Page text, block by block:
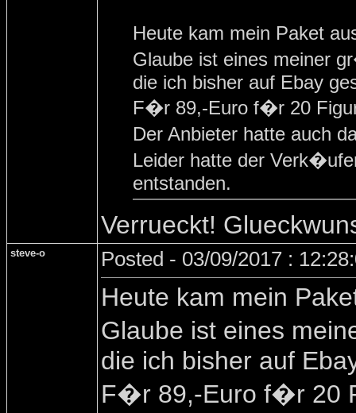
Heute kam mein Paket
Glaube ist eines meiner
die ich bisher auf Ebay
F�r 89,-Euro f�r 20
Der Anbieter hatte auch
Leider hatte der
entstanden.
Verrueckt!
steve-o Posted - 03/09/2017 :
Heute kam mein
Glaube ist eines
die ich bisher auf
F�r 89,-Euro f�r 20